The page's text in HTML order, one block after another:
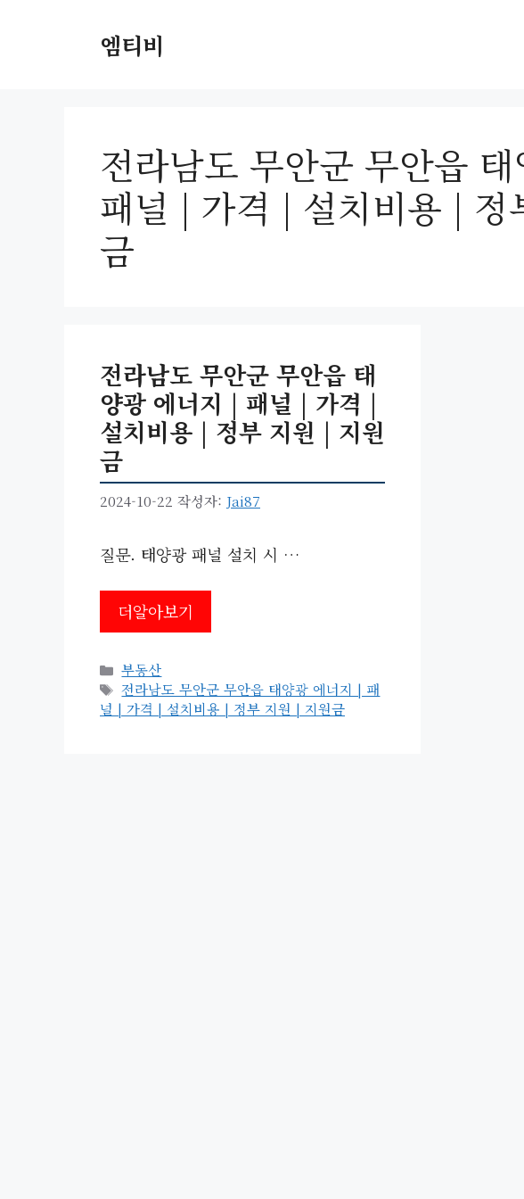
엠티비
전라남도 무안군 무안읍
패널 | 가격 | 설치비용 | 정
금
전라남도 무안군 무안읍 태
양광 에너지 | 패널 | 가격 |
설치비용 | 정부 지원 | 지원
금
2024-10-22 작성자: Jai87
질문. 태양광 패널 설치 시 …
더알아보기
카
테
고
부동산
태
그
전라남도 무안군 무안읍 태양광 에너지 | 패
널 | 가격 | 설치비용 | 정부 지원 | 지원금